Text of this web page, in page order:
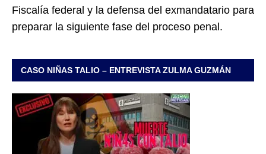
Fiscalía federal y la defensa del exmandatario para
preparar la siguiente fase del proceso penal.
CASO NIÑAS TALIO – ENTREVISTA ZULMA GUZMÁN